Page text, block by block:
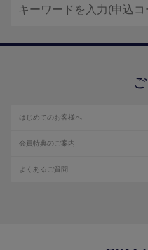
はじめてのお客様へ
会員特典のご案内
よくあるご質問